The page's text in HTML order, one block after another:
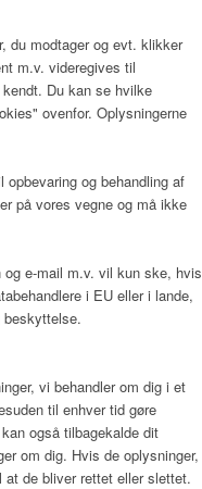
du modtager og evt. klikker
m.v. videregives til
Du kan se hvilke
ovenfor. Oplysningerne
og behandling af
på vores vegne og må ikke
e-mail m.v. vil kun ske, hvis
i EU eller i lande,
vi behandler om dig i et
til enhver tid gøre
også tilbagekalde dit
om dig. Hvis de oplysninger,
at de bliver rettet eller slettet.